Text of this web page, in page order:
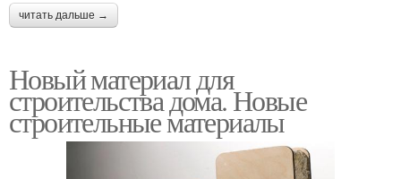
читать дальше →
Новый материал для
строительства дома. Новые
строительные материалы